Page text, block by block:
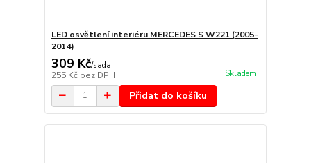
LED osvětlení interiéru MERCEDES S W221 (2005-
2014)
309 Kč/sada
255 Kč bez DPH Skladem
Přidat do košíku